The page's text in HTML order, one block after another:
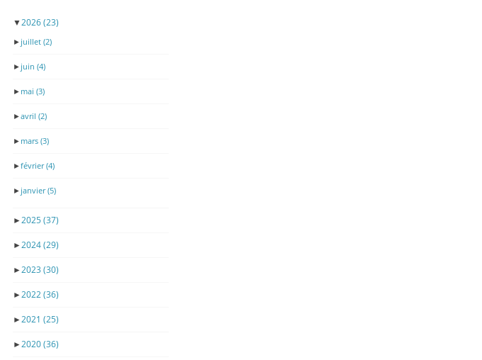
▼2026(23)
► juillet (2)
► juin (4)
► mai (3)
►avril (2)
► mars (3)
►février(4)
► janvier(5)
►2025(37)
►2024(29)
►2023 (30)
►2022(36)
►2021 (25)
►2020(36)